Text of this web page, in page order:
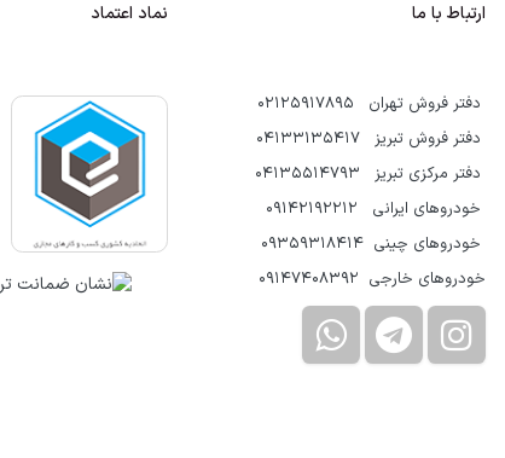
ارتباط با ما
دفتر فروش تهران 02125917895
دفتر فروش تبریز 04133135417
دفتر مرکزی تبریز 04135514793
خودروهای ایرانی 09142192212
خودروهای چینی 09359318414
خودروهای خارجی 09147408392
نماد اعتماد